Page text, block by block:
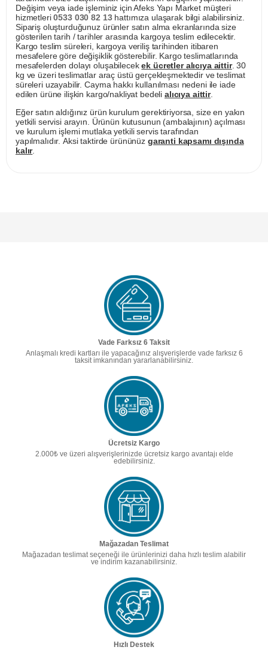
Değişim veya iade işleminiz için Afeks Yapı Market müşteri
hizmetleri0533 030 82 13hattımıza ulaşarak bilgi alabilirsiniz.
Sipariş oluşturduğunuz ürünler satın alma ekranlarında size
gösterilen tarih / tarihler arasında kargoya teslim edilecektir.
Kargo teslim süreleri, kargoya veriliş tarihinden itibaren
mesafelere göre değişiklik gösterebilir. Kargo teslimatlarında
mesafelerden dolayı oluşabilecekek ücretler alıcıya aittir. 30
kg ve üzeri teslimatlar araç üstü gerçekleşmektedir ve teslimat
süreleri uzayabilir. Cayma hakkı kullanılması nedeni ile iade
edilen ürüne ilişkin kargo/nakliyat bedeli alıcıya aittir.
Eğer satın aldığınız ürün kurulum gerektiriyorsa, size en yakın
yetkili servisi arayın. Ürünün kutusunun (ambalajının) açılması
ve kurulum işlemi mutlaka yetkili servis tarafından
yapılmalıdır. Aksi taktirde ürününüz garanti kapsamı dışında
kalır.
Vade Farksız 6 Taksit
Anlaşmalı kredi kartları ile yapacağınız alışverişlerde vade farksız 6
taksit imkanından yararlanabilirsiniz.
Ücretsiz Kargo
2.000₺ ve üzeri alışverişlerinizde ücretsiz kargo avantajı elde
edebilirsiniz.
Mağazadan Teslimat
Mağazadan teslimat seçeneği ile ürünlerinizi daha hızlı teslim alabilir
ve indirim kazanabilirsiniz.
Hızlı Destek